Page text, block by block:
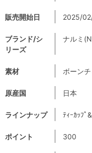
販売開始日 2025/
ブランド/シ
リーズ
ナルミ
素材 ボーン
原産国 日本
ラインナップ ﾃｨｰｶｯﾌﾟ
ポイント 300